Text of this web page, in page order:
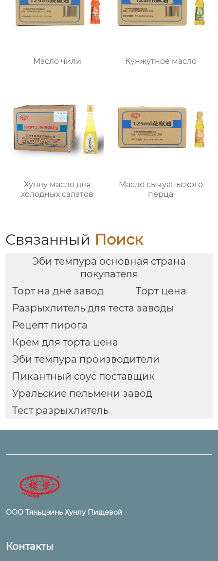
Масло чили Кунжутное масло
Хунлу масло для
холодных салатов
Масло сычуаньского
перца
Связанный Поиск
Эби темпура основная страна
покупателя
Торт на дне завод
Торт цена
Разрыхлитель для теста заводы
Рецепт пирога
Крем для торта цена
Эби темпура производители
Пикантный соус поставщик
Уральские пельмени завод
Тест разрыхлитель
ООО Тяньцзинь Хунлу Пищевой
Контакты